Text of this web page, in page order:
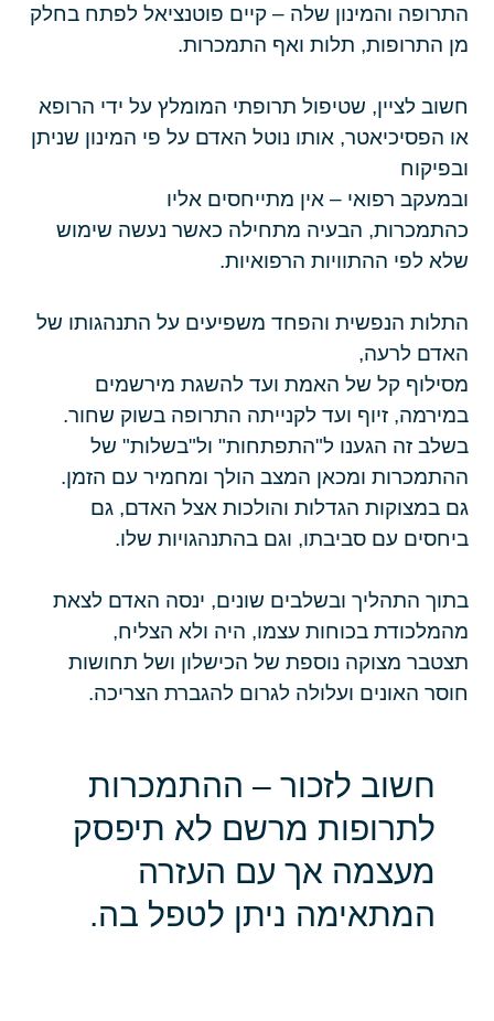
התרופה והמינון שלה – קיים פוטנציאל לפתח בחלק
מן התרופות, תלות ואף התמכרות.
חשוב לציין, שטיפול תרופתי המומלץ על ידי הרופא
או הפסיכיאטר, אותו נוטל האדם על פי המינון שניתן
ובפיקוח
ובמעקב רפואי – אין מתייחסים אליו
כהתמכרות, הבעיה מתחילה כאשר נעשה שימוש
שלא לפי ההתוויות הרפואיות.
התלות הנפשית והפחד משפיעים על התנהגותו של
האדם לרעה,
מסילוף קל של האמת ועד להשגת מירשמים
במירמה, זיוף ועד לקנייתה התרופה בשוק שחור.
בשלב זה הגענו ל"התפתחות" ול"בשלות" של
ההתמכרות ומכאן המצב הולך ומחמיר עם הזמן.
גם במצוקות הגדלות והולכות אצל האדם, גם
ביחסים עם סביבתו, וגם בהתנהגויות שלו.
בתוך התהליך ובשלבים שונים, ינסה האדם לצאת
מהמלכודת בכוחות עצמו, היה ולא הצליח,
תצטבר מצוקה נוספת של הכישלון ושל תחושות
חוסר האונים ועלולה לגרום להגברת הצריכה.
חשוב לזכור – ההתמכרות
לתרופות מרשם לא תיפסק
מעצמה אך עם העזרה
המתאימה ניתן לטפל בה.